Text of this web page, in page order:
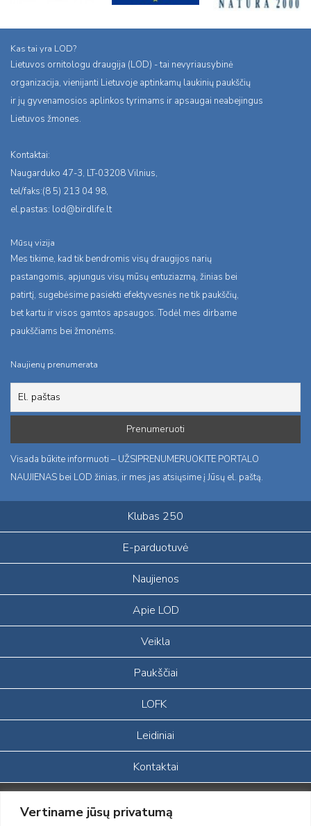
Vertiname jūsų privatumą
Kas tai yra LOD?
Lietuvos ornitologu draugija (LOD) - tai nevyriausybinė
organizacija, vienijanti Lietuvoje aptinkamų laukinių paukščių
ir jų gyvenamosios aplinkos tyrimams ir apsaugai neabejingus
Lietuvos žmones.
Kontaktai:
Naugarduko 47-3, LT-03208 Vilnius,
tel/faks:(8 5) 213 04 98,
el.pastas: lod@birdlife.lt
Mūsų vizija
Mes tikime, kad tik bendromis visų draugijos narių
pastangomis, apjungus visų mūsų entuziazmą, žinias bei
patirtį, sugebėsime pasiekti efektyvesnės ne tik paukščių,
bet kartu ir visos gamtos apsaugos. Todėl mes dirbame
paukščiams bei žmonėms.
Naujienų prenumerata
Visada būkite informuoti – UŽSIPRENUMERUOKITE PORTALO
NAUJIENAS bei LOD žinias, ir mes jas atsiųsime į Jūsų el. paštą.
Klubas 250
E-parduotuvė
Naujienos
Apie LOD
Veikla
Paukščiai
LOFK
Leidiniai
Kontaktai
Portalas sukurtas įgyvendinant Lietuvos Respublikos, Europos
ekonominės erdvės ir Norvegijos finansinių mechanizmų iš dalies